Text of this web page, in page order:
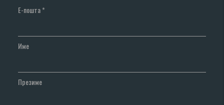
Е-пошта*
Име
Презиме